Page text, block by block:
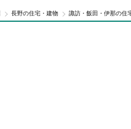
長野の住宅・建物 諏訪・飯田・伊那の住